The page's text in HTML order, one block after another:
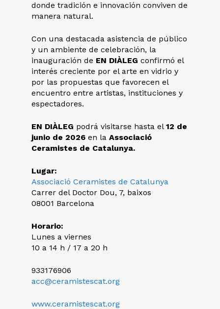
donde tradición e innovación conviven de
manera natural.
Con una destacada asistencia de público
y un ambiente de celebración, la
inauguración de EN DIÀLEG confirmó el
interés creciente por el arte en vidrio y
por las propuestas que favorecen el
encuentro entre artistas, instituciones y
espectadores.
EN DIÀLEG podrá visitarse hasta el12 de
junio de 2026 en laAssociació
Ceramistes de Catalunya.
Lugar:
Associació Ceramistes de Catalunya
Carrer del Doctor Dou, 7, baixos
08001 Barcelona
Horario:
Lunes a viernes
10 a 14 h / 17 a 20 h
933176906
acc@ceramistescat.org
www.ceramistescat.org